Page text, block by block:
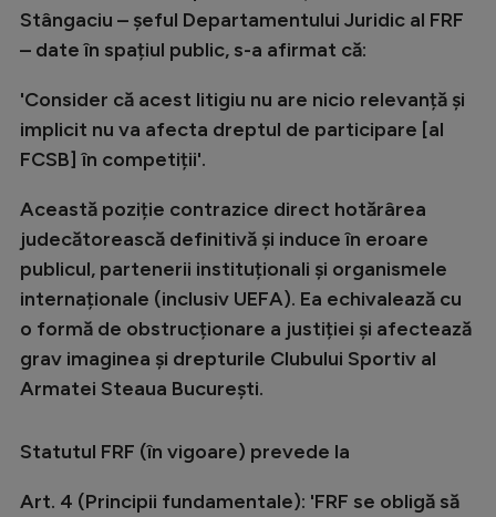
Stângaciu – șeful Departamentului Juridic al FRF
– date în spațiul public, s-a afirmat că:
'Consider că acest litigiu nu are nicio relevanță și
implicit nu va afecta dreptul de participare [al
FCSB] în competiții'.
Această poziție contrazice direct hotărârea
judecătorească definitivă și induce în eroare
publicul, partenerii instituționali și organismele
internaționale (inclusiv UEFA). Ea echivalează cu
o formă de obstrucționare a justiției și afectează
grav imaginea și drepturile Clubului Sportiv al
Armatei Steaua București.
Statutul FRF (în vigoare) prevede la
Art. 4 (Principii fundamentale): 'FRF se obligă să